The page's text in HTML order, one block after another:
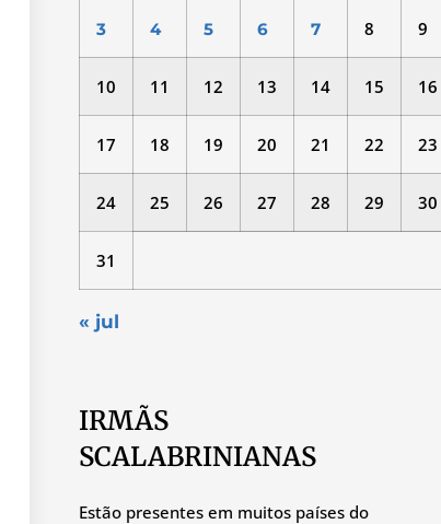
3 4 5 6 7 8 9
10 11 12 13 14 15 16
17 18 19 20 21 22 23
24 25 26 27 28 29 30
31
« jul
IRMÃS
SCALABRINIANAS
Estão presentes em muitos países do